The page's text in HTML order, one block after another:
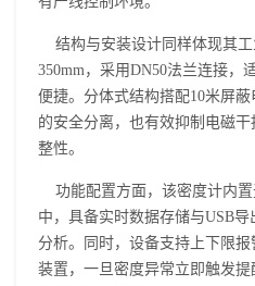
结构与安装设计同样体现其
350mm，采用DN50法兰连接，
便捷。分体式结构搭配10米屏
的安全分离，也有效抑制电磁
整性。
功能配置方面，该密度计内
中，具备实时数据存储与USB
分析。同时，设备支持上下限
装置，一旦密度异常立即触发